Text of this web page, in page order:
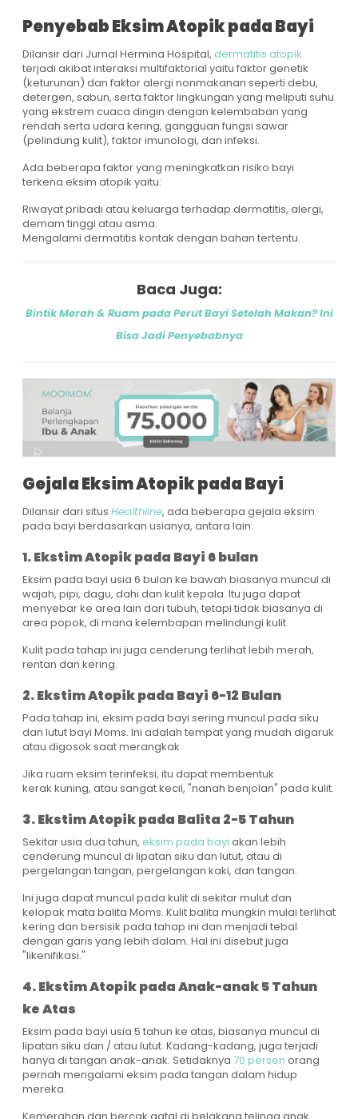
Penyebab Eksim Atopik pada Bayi
Dilansir dari Jurnal Hermina Hospital, dermatitis atopik
terjadi akibat interaksi multifaktorial yaitu faktor genetik
(keturunan) dan faktor alergi nonmakanan seperti debu,
detergen, sabun, serta faktor lingkungan yang meliputi suhu
yang ekstrem cuaca dingin dengan kelembaban yang
rendah serta udara kering, gangguan fungsi sawar
(pelindung kulit), faktor imunologi, dan infeksi.
Ada beberapa faktor yang meningkatkan risiko bayi
terkena eksim atopik yaitu:
Riwayat pribadi atau keluarga terhadap dermatitis, alergi,
demam tinggi atau asma.
Mengalami dermatitis kontak dengan bahan tertentu.
Baca Juga:
Bintik Merah & Ruam pada Perut Bayi Setelah Makan? Ini
Bisa Jadi Penyebabnya
Gejala Eksim Atopik pada Bayi
Dilansir dari situs Healthline, ada beberapa gejala eksim
pada bayi berdasarkan usianya, antara lain:
1. Ekstim Atopik pada Bayi 6 bulan
Eksim pada bayi usia 6 bulan ke bawah biasanya muncul di
wajah, pipi, dagu, dahi dan kulit kepala. Itu juga dapat
menyebar ke area lain dari tubuh, tetapi tidak biasanya di
area popok, di mana kelembapan melindungi kulit.
Kulit pada tahap ini juga cenderung terlihat lebih merah,
rentan dan kering.
2. Ekstim Atopik pada Bayi 6-12 Bulan
Pada tahap ini, eksim pada bayi sering muncul pada siku
dan lutut bayi Moms. Ini adalah tempat yang mudah digaruk
atau digosok saat merangkak.
Jika ruam eksim terinfeksi, itu dapat membentuk
kerak kuning, atau sangat kecil, "nanah benjolan" pada kulit.
3. Ekstim Atopik pada Balita 2-5 Tahun
Sekitar usia dua tahun, eksim pada bayi akan lebih
cenderung muncul di lipatan siku dan lutut, atau di
pergelangan tangan, pergelangan kaki, dan tangan.
Ini juga dapat muncul pada kulit di sekitar mulut dan
kelopak mata balita Moms. Kulit balita mungkin mulai terlihat
kering dan bersisik pada tahap ini dan menjadi tebal
dengan garis yang lebih dalam. Hal ini disebut juga
"likenifikasi."
4. Ekstim Atopik pada Anak-anak 5 Tahun
ke Atas
Eksim pada bayi usia 5 tahun ke atas, biasanya muncul di
lipatan siku dan / atau lutut. Kadang-kadang, juga terjadi
hanya di tangan anak-anak. Setidaknya 70 persen orang
pernah mengalami eksim pada tangan dalam hidup
mereka.